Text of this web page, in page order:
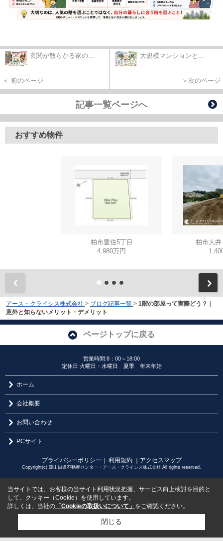
玄関が散らかる家の...
＜ 前のページ
大規模マンションと...
＞次のページ
記事一覧ページへ
おすすめ物件
柏市豊住5丁目
4,980万円
柏市大
アース・クライシス株式会社 > ブログ記事一覧 > 1階の部屋って実際どう？｜
意外と知らないメリット・デメリット
ページトップに戻る
営業時間:8：00～18:00
定休日:火曜日・水曜日 夏季 年末年始
ホーム
会社概要
お問い合わせ
PCサイト
プライバシーポリシー ｜ 利用規約 ｜アクセスマップ
Copyright(c) 流山街道不動産センター・アース・クライシス株式会社 All rights reserved.
当サイトでは、お客様の当サイト利用状況把握、サービス向上検討を目的と
して、クッキー（Cookie）を使用しています。
詳しくは、当社の 「Cookieの取扱いについて」 をご確認ください。
閉じる